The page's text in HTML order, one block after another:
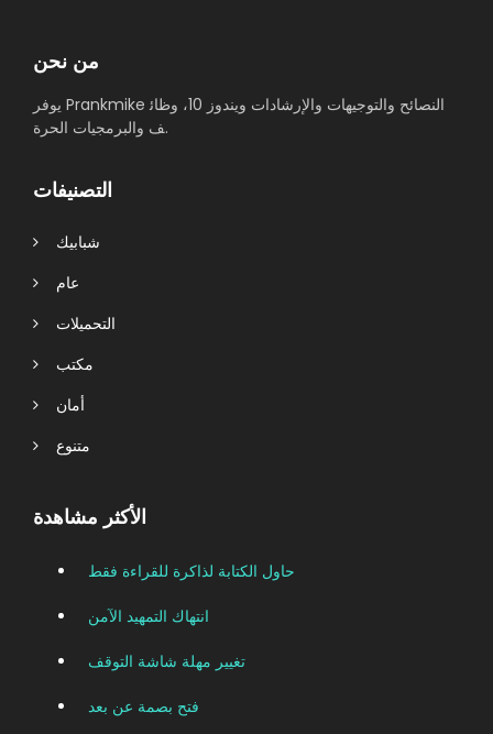
من نحن
يوفر Prankmike النصائح والتوجيهات والإرشادات ويندوز 10، وظائ
ف والبرمجيات الحرة.
التصنيفات
شبابيك
عام
التحميلات
مكتب
أمان
متنوع
الأكثر مشاهدة
حاول الكتابة لذاكرة للقراءة فقط
انتهاك التمهيد الآمن
تغيير مهلة شاشة التوقف
فتح بصمة عن بعد